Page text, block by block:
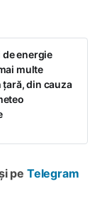
energie
multe
din cauza
pe Telegram